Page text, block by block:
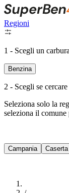
Regioni
1 - Scegli un
Benzina
2 - Scegli se
Seleziona solo la
seleziona il comune
Campania Caserta